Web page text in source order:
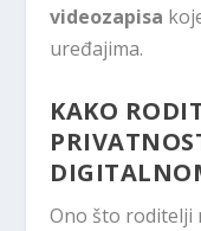
videozapisa
uređajima.
KAKO
Ono što roditelji